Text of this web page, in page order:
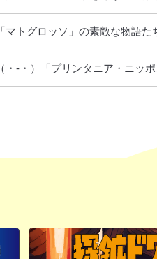
「マトグロッソ」の素敵な物語
（・-・）「プリンタニア・ニッ